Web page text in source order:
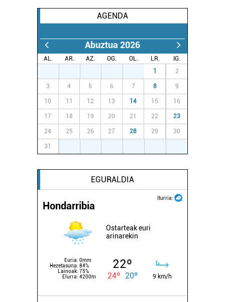
Webgune honek cookie propioak eta hirugarrenen cookie-
zerbitzuak hobetzeko asmoz, cookie teknologiaz
erabiltzeko baimen esplizitua ematen diguzu.Gehiago
AGENDA
Abuztua 2026
AL. AR. AZ. OG. OL. LR.
IG.
1 2
3 4 5 6 7 8 9
10 11 12 13 14 15 16
17 18 19 20 21 22 23
24 25 26 27 28 29 30
31
EGURALDIA
Iturria:
Hondarribia
Ostarteak euri
arinarekin
Euria: 0mm
Hezetasuna: 84%
Lainoak: 75%
Elurra: 4200m
22º
24º 20º 9 km/h